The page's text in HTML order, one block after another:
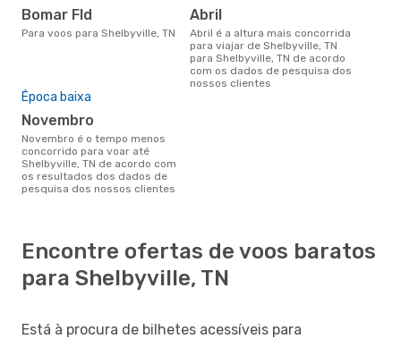
Bomar Fld
Para voos para Shelbyville, TN
abril
abril é a altura mais concorrida
para viajar de Shelbyville, TN
para Shelbyville, TN de acordo
com os dados de pesquisa dos
nossos clientes
Época baixa
novembro
novembro é o tempo menos
concorrido para voar até
Shelbyville, TN de acordo com
os resultados dos dados de
pesquisa dos nossos clientes
Encontre ofertas de voos baratos
para Shelbyville, TN
Está à procura de bilhetes acessíveis para